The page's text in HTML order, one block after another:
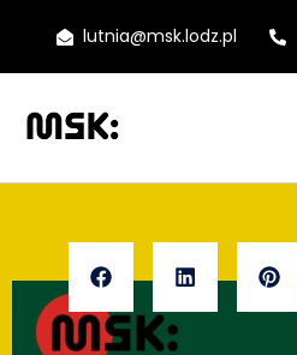
lutnia@msk.lodz.pl